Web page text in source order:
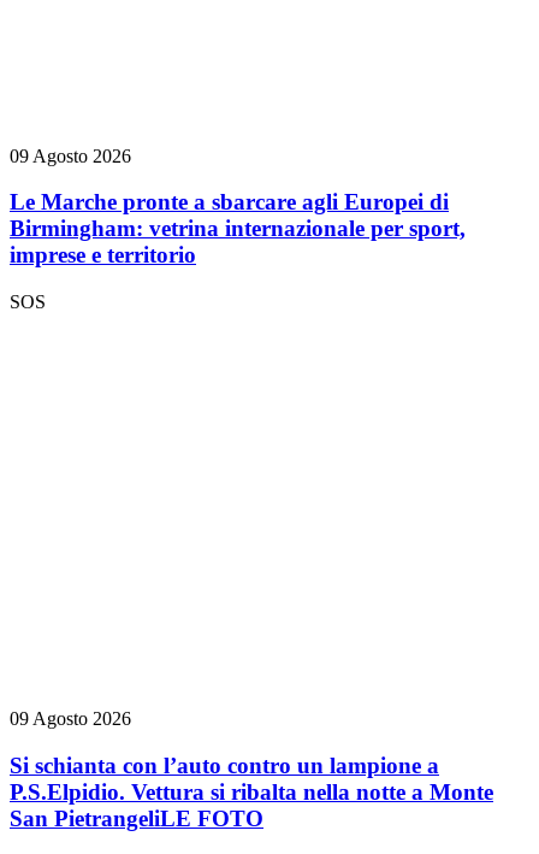
09 Agosto 2026
Le Marche pronte a sbarcare agli Europei di
Birmingham: vetrina internazionale per sport,
imprese e territorio
SOS
09 Agosto 2026
Si schianta con l’auto contro un lampione a
P.S.Elpidio. Vettura si ribalta nella notte a Monte
San PietrangeliLE FOTO